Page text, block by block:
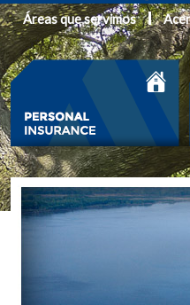
Áreas que servimos